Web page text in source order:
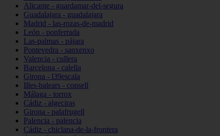
Alicante - guardamar-del-segura
Guadalajara - guadalajara
Madrid - las-rozas-de-madrid
León - ponferrada
Las-palmas - pájara
Pontevedra - sanxenxo
Valencia - cullera
Barcelona - calella
Girona - l39escala
Illes-balears - consell
Málaga - torrox
Cádiz - algeciras
Girona - palafrugell
Palencia - palencia
Cádiz - chiclana-de-la-frontera